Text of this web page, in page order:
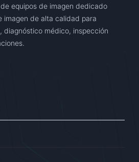
equipos de imagen dedicado
imagen de alta calidad para
diagnóstico médico, inspección